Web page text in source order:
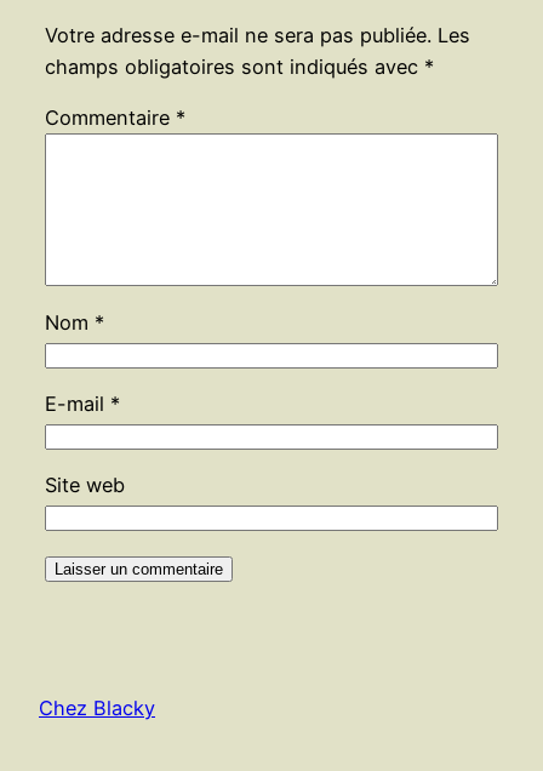
Votre adresse e-mail ne sera pas publiée. Les
champs obligatoires sont indiqués avec *
Commentaire *
Nom *
E-mail *
Site web
Chez Blacky